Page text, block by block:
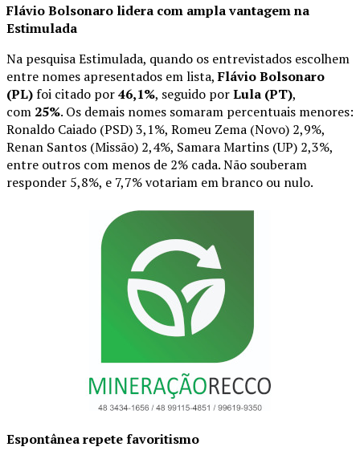
Flávio Bolsonaro lidera com ampla vantagem na
Estimulada
Na pesquisa Estimulada, quando os entrevistados escolhem
entre nomes apresentados em lista,Flávio Bolsonaro
(PL)foi citado por46,1%, seguido porLula (PT),
com 25%. Os demais nomes somaram percentuais menores:
Ronaldo Caiado (PSD) 3,1%, Romeu Zema (Novo) 2,9%,
Renan Santos (Missão) 2,4%, Samara Martins (UP) 2,3%,
entre outros com menos de 2% cada. Não souberam
responder 5,8%, e 7,7% votariam em branco ou nulo.
Espontânea repete favoritismo